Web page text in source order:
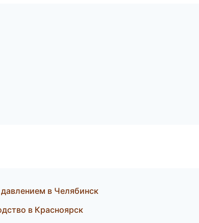
в Челябинск
в Красноярск